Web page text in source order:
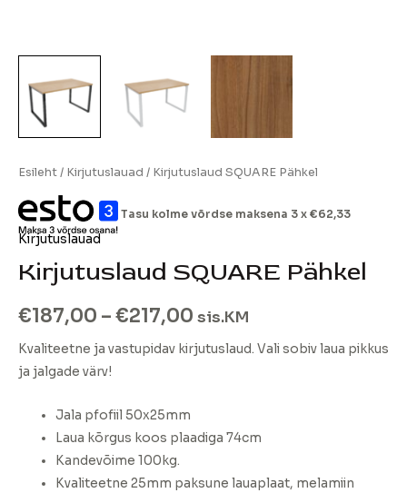
Esileht/ Kirjutuslauad / Kirjutuslaud SQUARE Pähkel
Tasu kolme võrdse maksena 3 x €62,33
Kirjutuslauad
Kirjutuslaud SQUARE Pähkel
€187,00 –€217,00 sis.KM
Kvaliteetne ja vastupidav kirjutuslaud. Vali sobiv laua pikkus
ja jalgade värv!
Jala pfofiil 50x25mm
Laua kõrgus koos plaadiga 74cm
Kandevõime 100kg.
Kvaliteetne 25mm paksune lauaplaat, melamiin